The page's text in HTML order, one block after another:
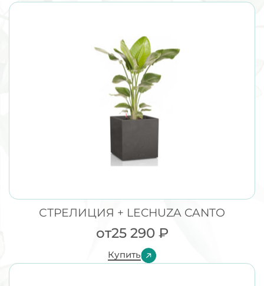
СТРЕЛИЦИЯ + LECHUZA CANTO
от25 290 ₽
Купить